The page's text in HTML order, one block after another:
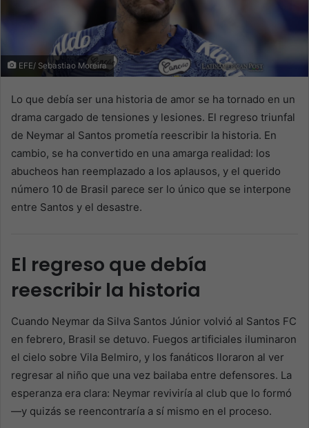
EFE/ Sebastiao Moreira
Lo que debía ser una historia de amor se ha tornado en un
drama cargado de tensiones y lesiones. El regreso triunfal
de Neymar al Santos prometía reescribir la historia. En
cambio, se ha convertido en una amarga realidad: los
abucheos han reemplazado a los aplausos, y el querido
número 10 de Brasil parece ser lo único que se interpone
entre Santos y el desastre.
El regreso que debía
reescribir la historia
Cuando Neymar da Silva Santos Júnior volvió al Santos FC
en febrero, Brasil se detuvo. Fuegos artificiales iluminaron
el cielo sobre Vila Belmiro, y los fanáticos lloraron al ver
regresar al niño que una vez bailaba entre defensores. La
esperanza era clara: Neymar reviviría al club que lo formó
—y quizás se reencontraría a sí mismo en el proceso.